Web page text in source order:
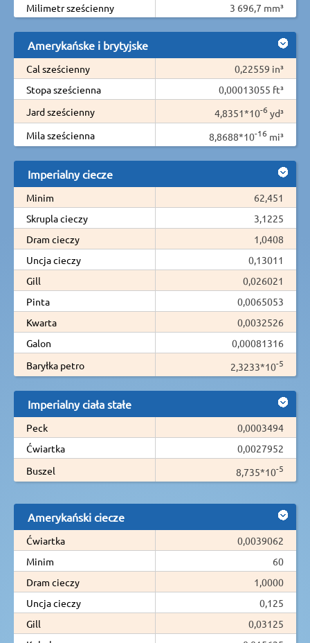
Milimetr sześcienny
3 696,7 mm³
Amerykańske i brytyjske
Cal sześcienny
0,22559 in³
Stopa sześcienna
0,00013055 ft³
Jard sześcienny
4,8351*10-6 yd³
Mila sześcienna
8,8688*10-16 mi³
Imperialny ciecze
Minim
62,451
Skrupla cieczy
3,1225
Dram cieczy
1,0408
Uncja cieczy
0,13011
Gill
0,026021
Pinta
0,0065053
Kwarta
0,0032526
Galon
0,00081316
Baryłka petro
2,3233*10-5
Imperialny ciała stałe
Peck
0,0003494
Ćwiartka
0,0027952
Buszel
8,735*10-5
Amerykański ciecze
Ćwiartka
0,0039062
Minim
60
Dram cieczy
1,0000
Uncja cieczy
0,125
Gill
0,03125